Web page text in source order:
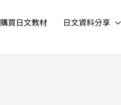
購買日文教材 日文資料分享